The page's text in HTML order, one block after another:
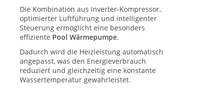
Die Kombination aus Inverter-Kompressor,
optimierter Luftführung und intelligenter
Steuerung ermöglicht eine besonders
effiziente Pool Wärmepumpe.
Dadurch wird die Heizleistung automatisch
angepasst, was den Energieverbrauch
reduziert und gleichzeitig eine konstante
Wassertemperatur gewährleistet.